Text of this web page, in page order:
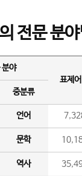
전문 분
분야
표제
중분류
언어
문학
역사